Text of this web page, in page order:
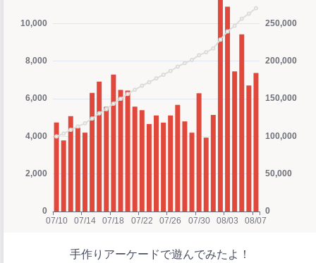
手作りアーケードで遊んでみたよ！